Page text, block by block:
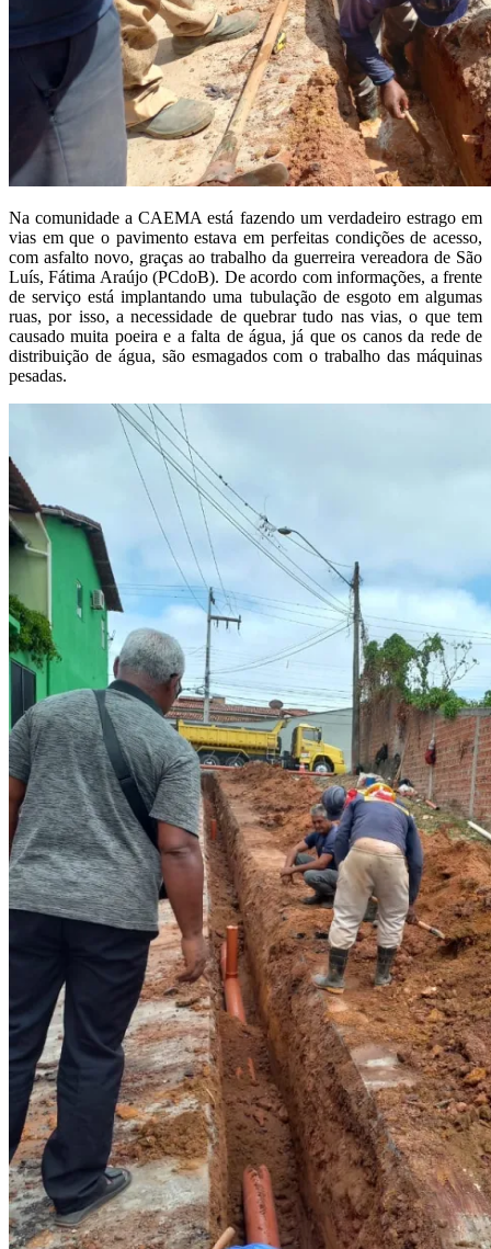
Na comunidade a CAEMA está fazendo um verdadeiro estrago em
vias em que o pavimento estava em perfeitas condições de acesso,
com asfalto novo, graças ao trabalho da guerreira vereadora de São
Luís, Fátima Araújo (PCdoB). De acordo com informações, a frente
de serviço está implantando uma tubulação de esgoto em algumas
ruas, por isso, a necessidade de quebrar tudo nas vias, o que tem
causado muita poeira e a falta de água, já que os canos da rede de
distribuição de água, são esmagados com o trabalho das máquinas
pesadas.